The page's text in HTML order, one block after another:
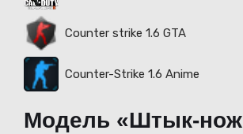
Counter strike 1.6 GTA
Counter-Strike 1.6 Anime
Модель «Штык-нож